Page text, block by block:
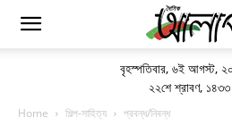
বৃহস্পতিবার, ৬ই আগস্ট,
২২শে শ্রাবণ, ১৪৩৩
Home শিল্প-সাহিত্য প্রবন্ধ/নিবন্ধ